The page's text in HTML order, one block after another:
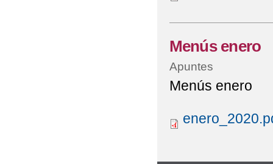
Menús enero
Apuntes
Menús enero